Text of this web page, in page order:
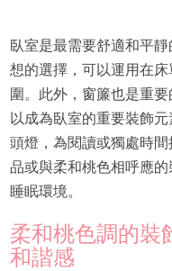
臥室是最需要舒適和平
想的選擇，可以運用在
圍。此外，窗簾也是重
以成為臥室的重要裝飾
頭燈，為閱讀或獨處時
品或與柔和桃色相呼應
睡眠環境。
柔和桃色調的
和諧感